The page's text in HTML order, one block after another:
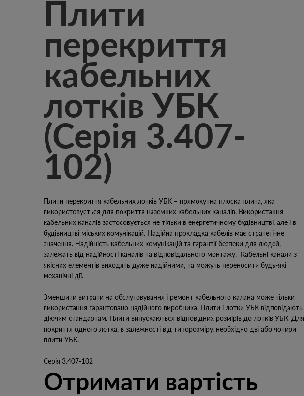
Плити
перекриття
кабельних
лотків УБК
(Серія 3.407-
102)
Плити перекриття кабельних лотків УБК – прямокутна плоска плита, яка
використовується для покриття наземних кабельних каналів. Використання
кабельних каналів застосовується не тільки в енергетичному будівництві, але і в
будівництві міських комунікацій. Надійна прокладка кабелів має стратегічне
значення. Надійність кабельних комунікацій та гарантії безпеки для людей,
залежать від надійності каналів та відповідального монтажу. Кабельні канали з
якісних елементів виходять дуже надійними, та можуть переносити будь-які
механічні дії.
Зменшити витрати на обслуговування і ремонт кабельного калана може тільки
використання гарантовано надійного виробника. Плити і лотки УБК відповідають
діючим стандартам. Плити випускаються відповідних розмірів до лотків УБК. Для
покриття одного лотка, в залежності від типорозміру, необхідно дві або чотири
плити УБК.
Серія 3.407-102
Отримати вартість